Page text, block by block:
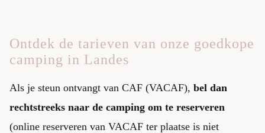
Ontdek de tarieven van onze goedkope
camping in Landes
Als je steun ontvangt van CAF (VACAF), bel dan
rechtstreeks naar de camping om te reserveren
(online reserveren van VACAF ter plaatse is niet